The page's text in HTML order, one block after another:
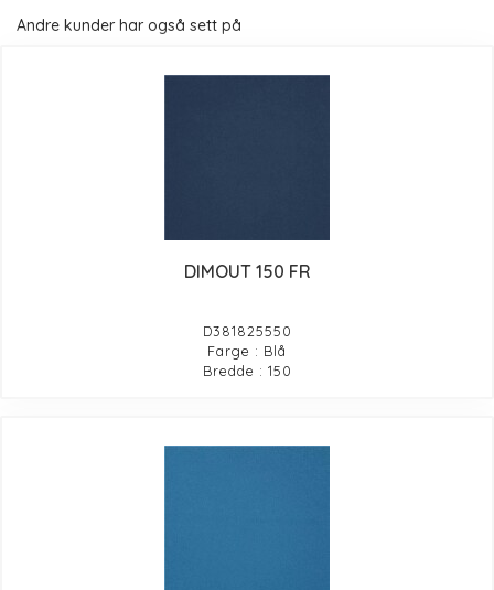
Andre kunder har også sett på
DIMOUT 150 FR
D381825550
Farge : Blå
Bredde : 150